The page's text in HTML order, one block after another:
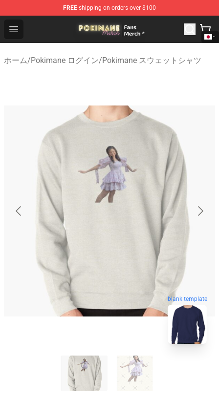
FREE shipping on orders over $100
Open menu
Pokimane Store - Official Pokimane Merchandise Shop
ホーム/Pokimane ログイン/Pokimane スウェットシャツ
blank template